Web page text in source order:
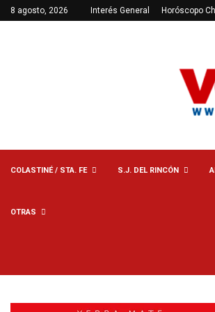
8 agosto, 2026 Interés General Horóscopo
COLASTINÉ / STA. FE S.J. DEL RINCÓN
OTRAS